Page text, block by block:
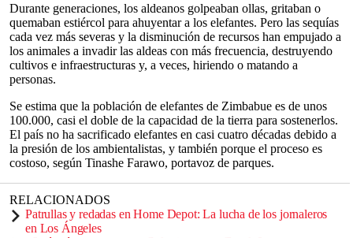
Durante generaciones, los aldeanos golpeaban ollas, gritaban o
quemaban estiércol para ahuyentar a los elefantes. Pero las sequías
cada vez más severas y la disminución de recursos han empujado a
los animales a invadir las aldeas con más frecuencia, destruyendo
cultivos e infraestructuras y, a veces, hiriendo o matando a
personas.
Se estima que la población de elefantes de Zimbabue es de unos
100.000, casi el doble de la capacidad de la tierra para sostenerlos.
El país no ha sacrificado elefantes en casi cuatro décadas debido a
la presión de los ambientalistas, y también porque el proceso es
costoso, según Tinashe Farawo, portavoz de parques.
RELACIONADOS
Patrullas y redadas en Home Depot: La lucha de los jornaleros
en Los Ángeles